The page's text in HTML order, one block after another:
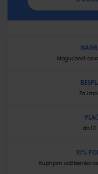
Mogućnost
Za
do
10%
Kupnjom udžbenika